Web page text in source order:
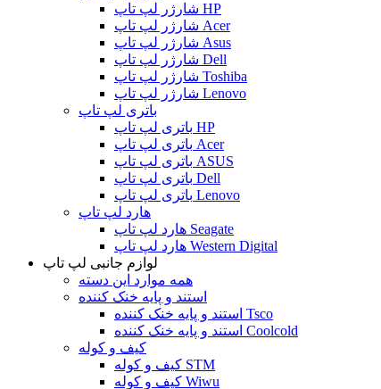
شارژر لپ تاپ HP
شارژر لپ تاپ Acer
شارژر لپ تاپ Asus
شارژر لپ تاپ Dell
شارژر لپ تاپ Toshiba
شارژر لپ تاپ Lenovo
باتری لپ تاپ
باتری لپ تاپ HP
باتری لپ تاپ Acer
باتری لپ تاپ ASUS
باتری لپ تاپ Dell
باتری لپ تاپ Lenovo
هارد لپ تاپ
هارد لپ تاپ Seagate
هارد لپ تاپ Western Digital
لوازم جانبی لپ تاپ
همه موارد این دسته
استند و پایه خنک کننده
استند و پایه خنک کننده Tsco
استند و پایه خنک کننده Coolcold
کیف و کوله
کیف و کوله STM
کیف و کوله Wiwu